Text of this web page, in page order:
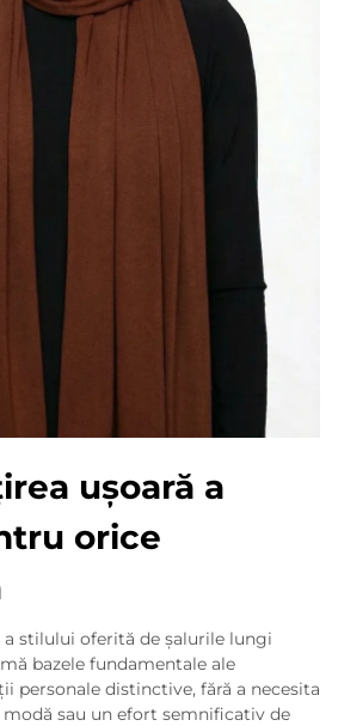
ușoară a
orice
stilului oferită de șalurile lungi
bazele fundamentale ale
personale distinctive, fără a necesita
sau un efort semnificativ de